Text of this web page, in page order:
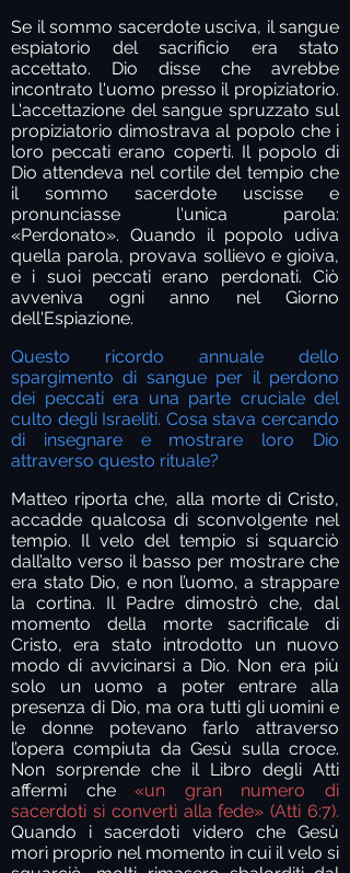
Se il sommo sacerdote usciva, il sangue
espiatorio del sacrificio era stato
accettato. Dio disse che avrebbe
incontrato l'uomo presso il propiziatorio.
L'accettazione del sangue spruzzato sul
propiziatorio dimostrava al popolo che i
loro peccati erano coperti. Il popolo di
Dio attendeva nel cortile del tempio che
il sommo sacerdote uscisse e
pronunciasse l'unica parola:
«Perdonato». Quando il popolo udiva
quella parola, provava sollievo e gioiva,
e i suoi peccati erano perdonati. Ciò
avveniva ogni anno nel Giorno
dell'Espiazione.
Questo ricordo annuale dello
spargimento di sangue per il perdono
dei peccati era una parte cruciale del
culto degli Israeliti. Cosa stava cercando
di insegnare e mostrare loro Dio
attraverso questo rituale?
Matteo riporta che, alla morte di Cristo,
accadde qualcosa di sconvolgente nel
tempio. Il velo del tempio si squarciò
dall’alto verso il basso per mostrare che
era stato Dio, e non l’uomo, a strappare
la cortina. Il Padre dimostrò che, dal
momento della morte sacrificale di
Cristo, era stato introdotto un nuovo
modo di avvicinarsi a Dio. Non era più
solo un uomo a poter entrare alla
presenza di Dio, ma ora tutti gli uomini e
le donne potevano farlo attraverso
l’opera compiuta da Gesù sulla croce.
Non sorprende che il Libro degli Atti
affermi che«un gran numero di
sacerdoti si convertì alla fede» (Atti 6:7).
Quando i sacerdoti videro che Gesù
morì proprio nel momento in cui il velo si